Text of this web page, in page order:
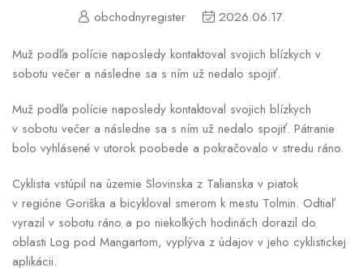
obchodnyregister 2026.06.17.
Muž podľa polície naposledy kontaktoval svojich blízkych v
sobotu večer a následne sa s ním už nedalo spojiť.
Muž podľa polície naposledy kontaktoval svojich blízkych
v sobotu večer a následne sa s ním už nedalo spojiť. Pátranie
bolo vyhlásené v utorok poobede a pokračovalo v stredu ráno.
Cyklista vstúpil na územie Slovinska z Talianska v piatok
v regióne Goriška a bicykloval smerom k mestu Tolmin. Odtiaľ
vyrazil v sobotu ráno a po niekoľkých hodinách dorazil do
oblasti Log pod Mangartom, vyplýva z údajov v jeho cyklistickej
aplikácii.